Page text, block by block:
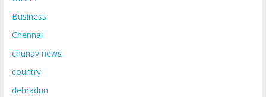
Business
Chennai
chunav news
country
dehradun